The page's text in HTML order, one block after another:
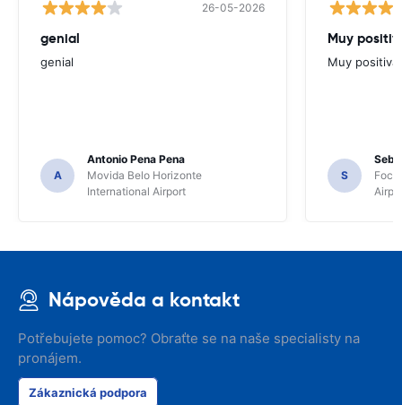
26-05-2026
genial
genial
A
Antonio Pena Pena
Movida Belo Horizonte
International Airport
Muy
Muy positiva
S
Foco
Nápověda a kontakt
Potřebujete pomoc? Obraťte se na naše specialisty na
pronájem.
Zákaznická podpora